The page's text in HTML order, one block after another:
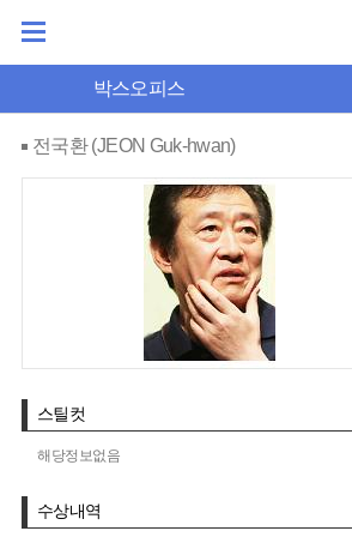
박스오피스
전국환 (JEON Guk-hwan)
스틸컷
해당정보없음
수상내역